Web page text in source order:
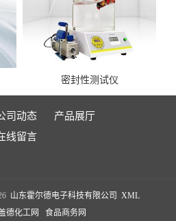
密封性测试仪
司动态
产品展厅
线留言
山东霍尔德电子科技有限公司
XML
德化工网 食品商务网